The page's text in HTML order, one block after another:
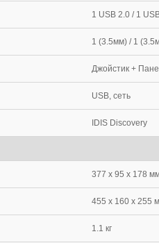
1 USB 2.0 / 1
1 (3.5мм) / 1
Джойстик +
USB, сеть
IDIS Discovery
377 x 95 x 178
455 x 160 x 255
1.1 кг